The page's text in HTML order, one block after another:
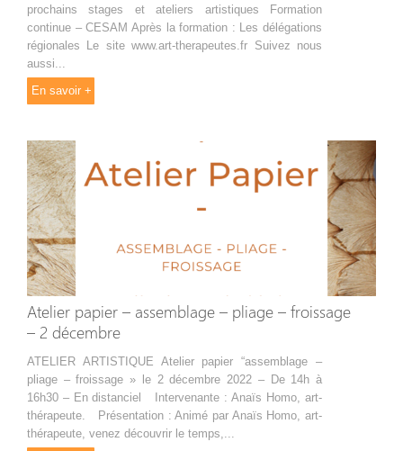
prochains stages et ateliers artistiques Formation
continue – CESAM Après la formation : Les délégations
régionales Le site www.art-therapeutes.fr Suivez nous
aussi...
En savoir +
Atelier papier – assemblage – pliage – froissage
– 2 décembre
ATELIER ARTISTIQUE Atelier papier “assemblage –
pliage – froissage » le 2 décembre 2022 – De 14h à
16h30 – En distanciel Intervenante : Anaïs Homo, art-
thérapeute. Présentation : Animé par Anaïs Homo, art-
thérapeute, venez découvrir le temps,...